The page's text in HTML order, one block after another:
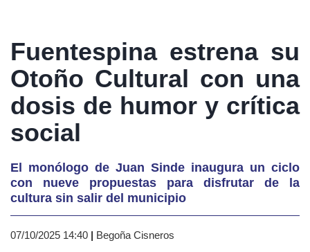
Fuentespina estrena su
Otoño Cultural con una
dosis de humor y crítica
social
El monólogo de Juan Sinde inaugura un ciclo
con nueve propuestas para disfrutar de la
cultura sin salir del municipio
07/10/2025 14:40 | Begoña Cisneros